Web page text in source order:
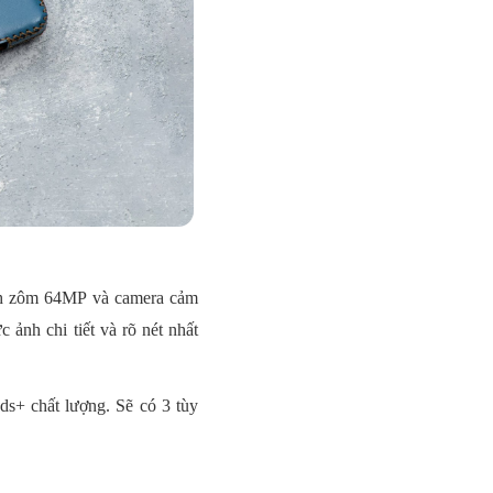
64MP và camera cảm
ảnh chi tiết và rõ nét nhất
chất lượng. Sẽ có 3 tùy